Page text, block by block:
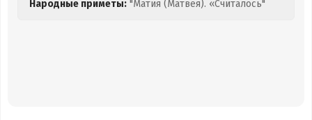
Народные приметы: "Матия (Матвея). «Считалось"